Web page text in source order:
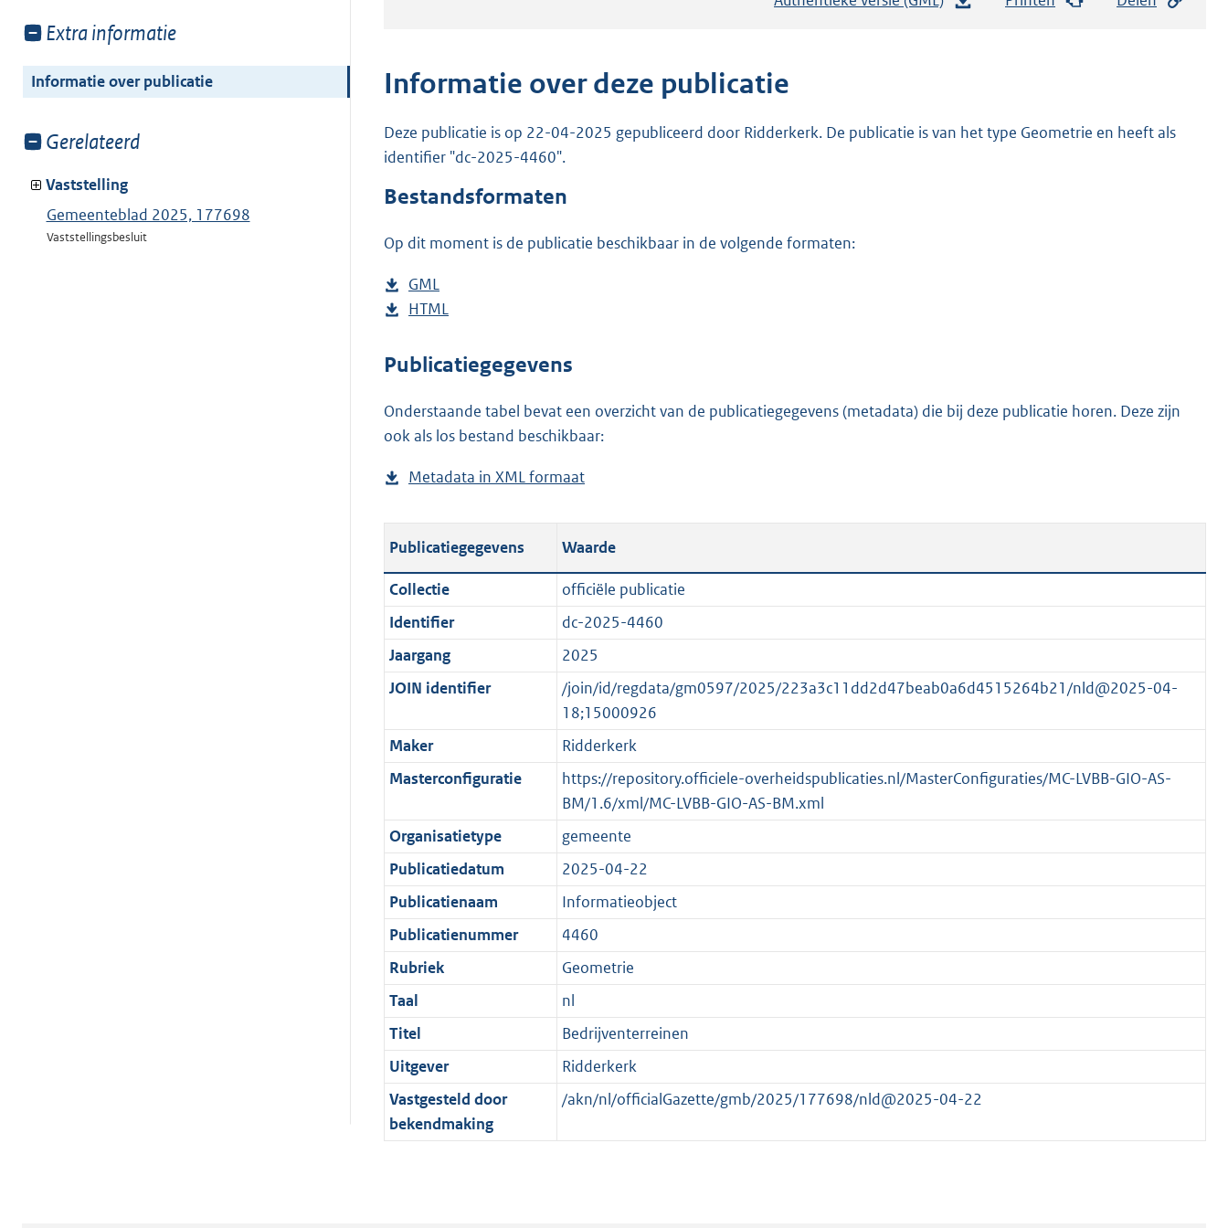
Toon
van:
Extra informatie
Informatie over publicatie
Toon
van:
Gerelateerd
Vaststelling
Gemeenteblad 2025, 177698
Vaststellingsbesluit
2
Informatie over deze publicatie
Deze publicatie is op 22-04-2025 gepubliceerd door Ridderkerk. De publicatie is van het type Geometrie en heeft als
identifier "dc-2025-4460".
Bestandsformaten
Op dit moment is de publicatie beschikbaar in de volgende formaten:
D
o
n
o
a
p
l
i
c
a
t
i
i
n
f
r
m
a
a
t
GML
e
t
n
d
g
o
t
t
e
:
3
K
D
w
l
o
d
b
l
i
c
a
t
e
i
n
o
r
m
a
a
t
HTML
s
a
n
s
o
o
t
t
e
:
n
e
e
n
d
Publicatiegegevens
Onderstaande tabel bevat een overzicht van de publicatiegegevens (metadata) die bij deze publicatie horen. Deze zijn
ook als los bestand beschikbaar:
Metadata in XML formaat
s
t
a
n
d
s
g
r
o
o
t
t
e
:
1
K
b
Publicatiegegevens Waarde
Collectie
officiële publicatie
Identifier
dc-2025-4460
Jaargang
2025
JOIN identifier
/join/id/regdata/gm0597/2025/223a3c11dd2d47beab0a6d4515264b21/nld@2025-04-
18;15000926
Maker
Ridderkerk
Masterconfiguratie
https://repository.officiele-overheidspublicaties.nl/MasterConfiguraties/MC-LVBB-GIO-AS-
BM/1.6/xml/MC-LVBB-GIO-AS-BM.xml
Organisatietype
gemeente
Publicatiedatum
2025-04-22
Publicatienaam
Informatieobject
Publicatienummer
4460
Rubriek
Geometrie
Taal
nl
Titel
Bedrijventerreinen
Uitgever
Ridderkerk
Vastgesteld door
bekendmaking
/akn/nl/officialGazette/gmb/2025/177698/nld@2025-04-22